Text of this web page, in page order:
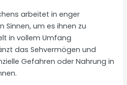
arbeitet in enger
Sinnen, um es ihnen zu
in vollem Umfang
das Sehvermögen und
Gefahren oder Nahrung in